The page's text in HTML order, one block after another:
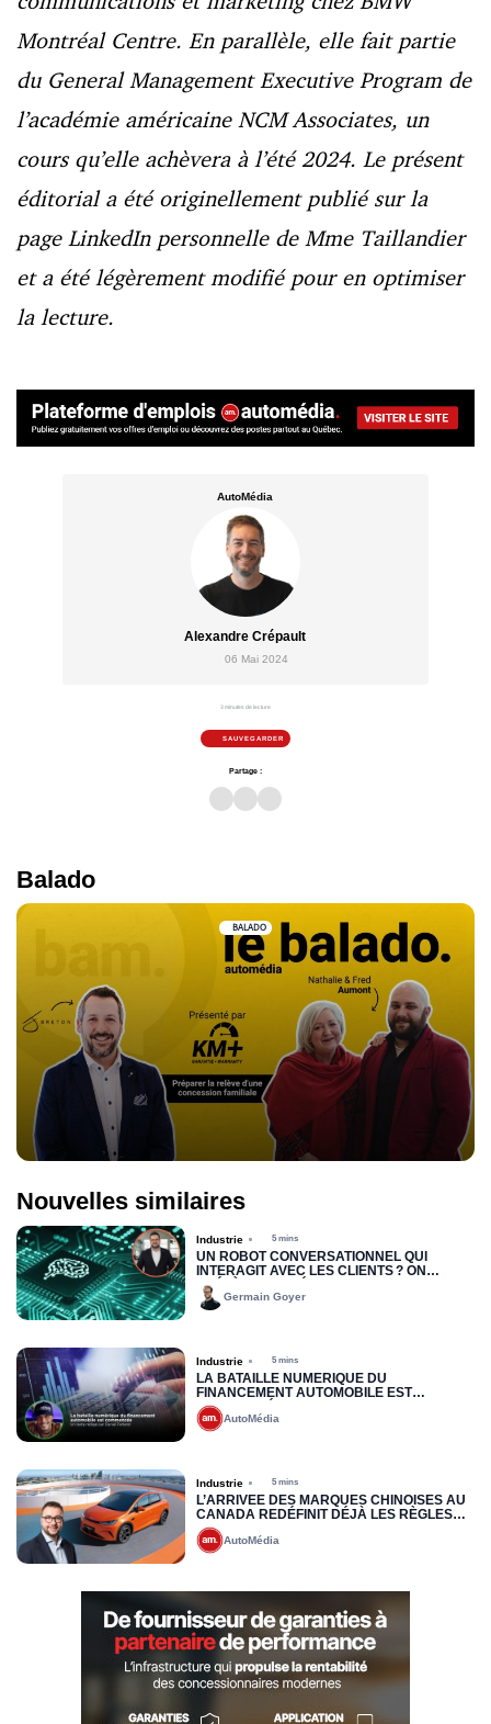
AutoMédia
Alexandre Crépault
06 Mai 2024
3 minutes de lecture
SAUVEGARDER
Partage :
Montréal Centre. En parallèle, elle fait partie
du General Management Executive Program de
l’académie américaine NCM Associates, un
cours qu’elle achèvera à l’été 2024. Le présent
éditorial a été originellement publié sur la
page LinkedIn personnelle de Mme Taillandier
et a été légèrement modifié pour en optimiser
la lecture.
Balado
BALADO
Nouvelles similaires
Industrie 5 mins
UN ROBOT CONVERSATIONNEL QUI
INTERAGIT AVEC LES CLIENTS ? ON
PRÉFÈRE LES VÉRITABLES HUMAINS QUI
PARLENT AUX HUMAINS
Germain Goyer
Industrie 5 mins
LA BATAILLE NUMÉRIQUE DU
FINANCEMENT AUTOMOBILE EST
COMMENCÉE
AutoMédia
Industrie 5 mins
L’ARRIVÉE DES MARQUES CHINOISES AU
CANADA REDÉFINIT DÉJÀ LES RÈGLES
DU JEU : VERS UNE NOUVELLE LOGIQUE
DE PRÉQUALIFICATION
AutoMédia